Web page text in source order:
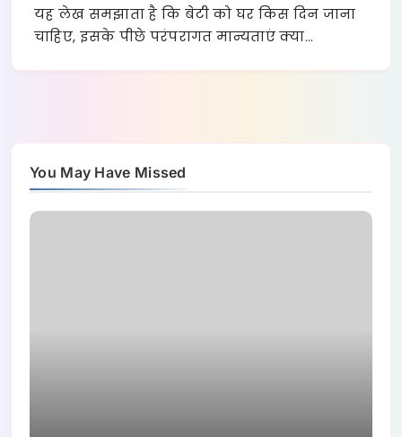
यह लेख समझाता है कि बेटी को घर किस दिन जाना
चाहिए, इसके पीछे परंपरागत मान्यताएं क्या…
You May Have Missed